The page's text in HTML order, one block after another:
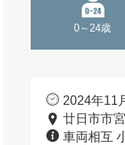
0～24歳
2024年11
廿日市市
車両相互